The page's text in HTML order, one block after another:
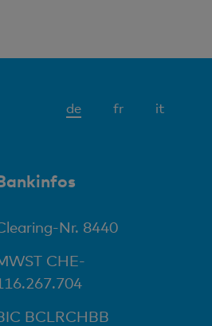
deAktives
fr it
Nr. 8440
CHE-
BCLRCHBB